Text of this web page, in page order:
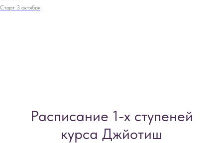
Старт 3 октября
Расписание 1-х ступеней
курса Джйотиш